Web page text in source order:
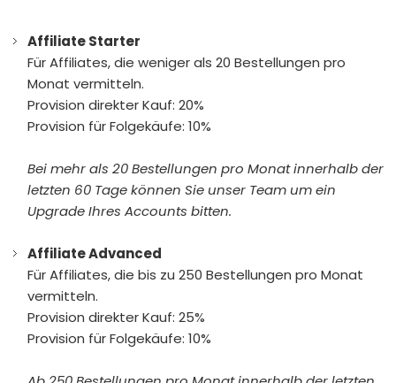
Affiliate Starter
Für Affiliates, die weniger als 20 Bestellungen pro
Monat vermitteln.
Provision direkter Kauf: 20%
Provision für Folgekäufe: 10%
Bei mehr als 20 Bestellungen pro Monat innerhalb der
letzten 60 Tage können Sie unser Team um ein
Upgrade Ihres Accounts bitten.
Affiliate Advanced
Für Affiliates, die bis zu 250 Bestellungen pro Monat
vermitteln.
Provision direkter Kauf: 25%
Provision für Folgekäufe: 10%